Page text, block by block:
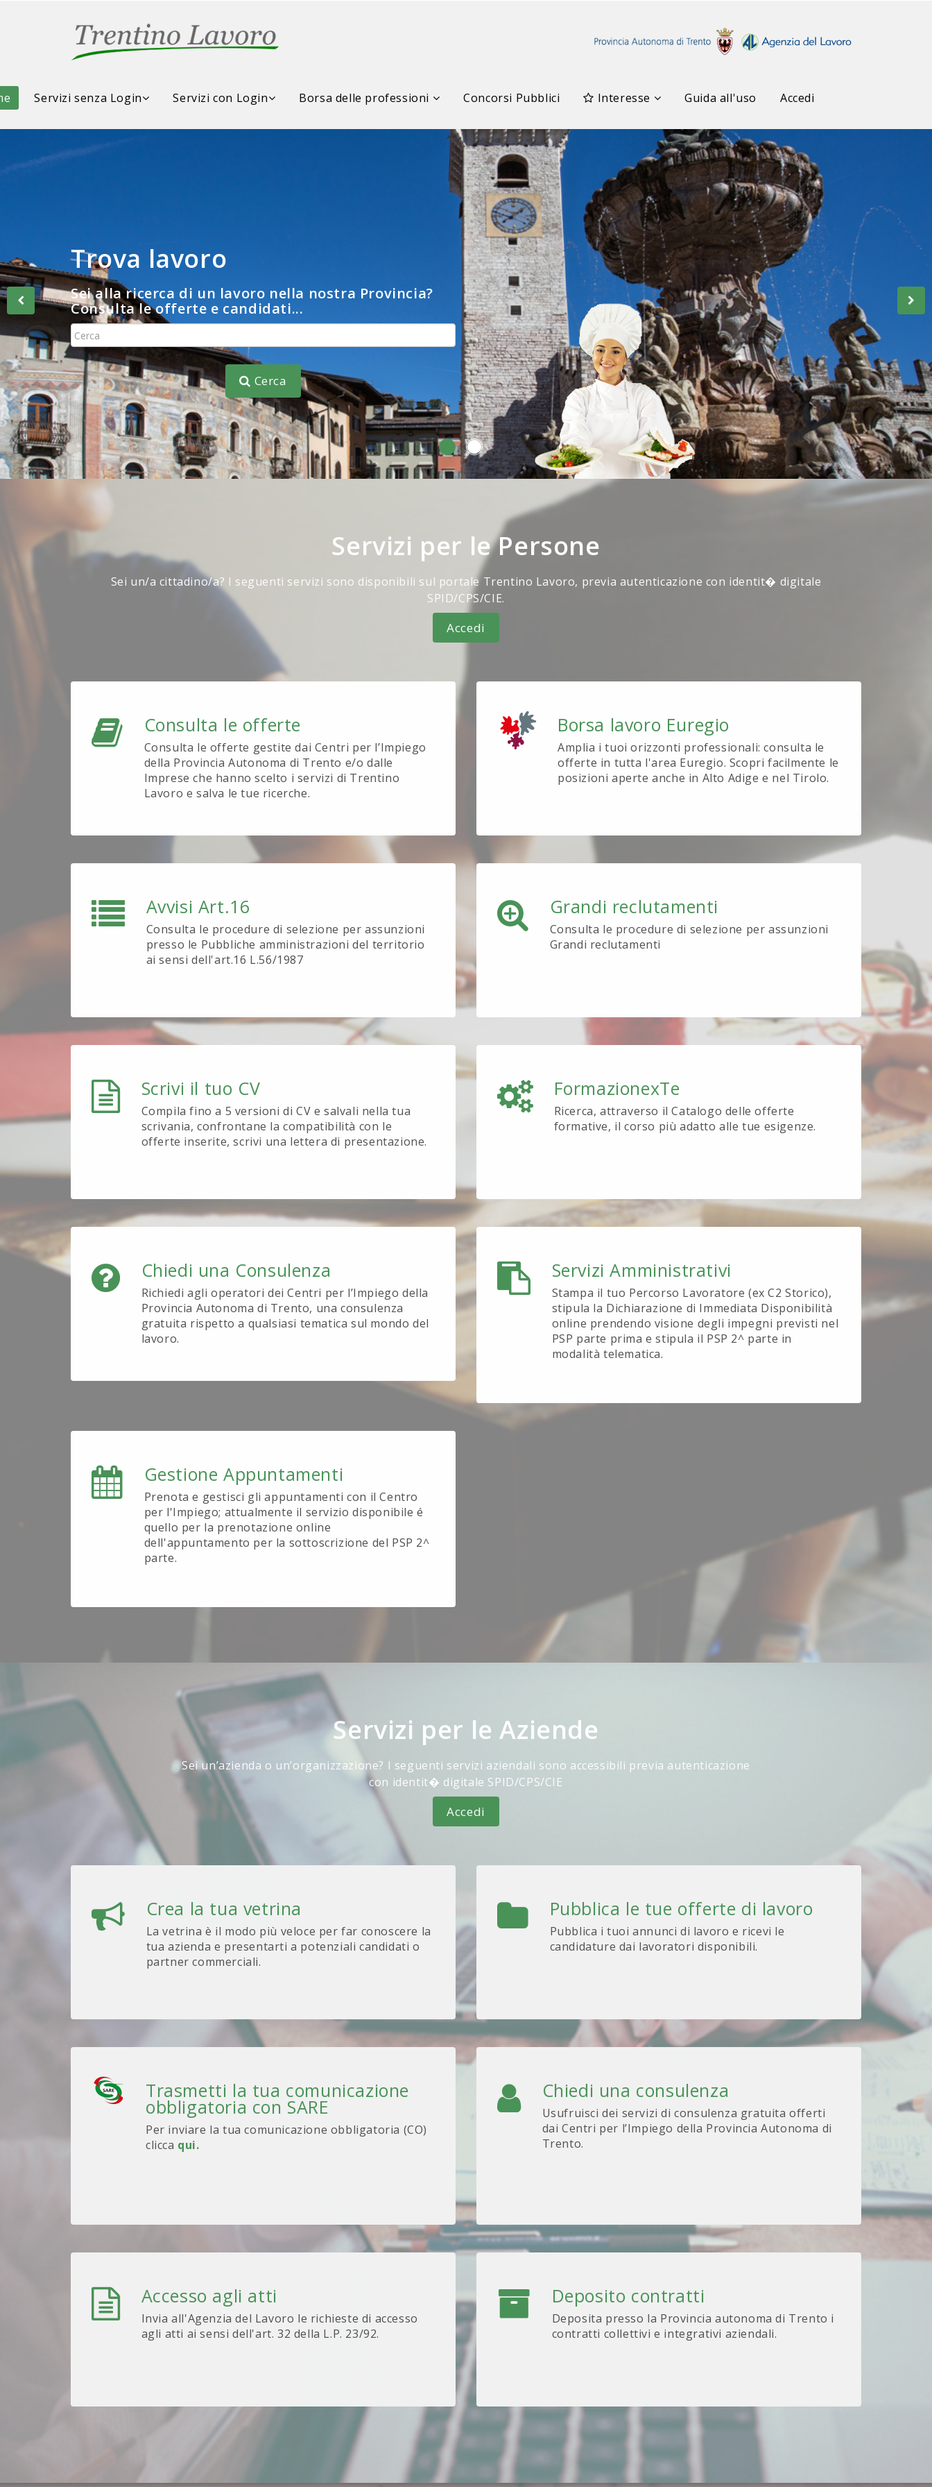
Servizi senza Login Servizi con Login Borsa delle professioni Concorsi Pubblici Interesse Guida all'uso Accedi
Trova lavoro
Sei alla ricerca di un lavoro nella nostra Provincia?
Consulta le offerte e candidati...
Cerca
Consulta la Borsa delle Professioni
Consulta
Servizi per le Persone
Sei un/a cittadino/a? I seguenti servizi sono disponibili sul portale Trentino Lavoro, previa autenticazione con identit� digitale
SPID/CPS/CIE.
Accedi
Consulta le offerte
Consulta le offerte gestite dai Centri per l’Impiego
della Provincia Autonoma di Trento e/o dalle
Imprese che hanno scelto i servizi di Trentino
Lavoro e salva le tue ricerche.
Borsa lavoro Euregio
Amplia i tuoi orizzonti professionali: consulta le
offerte in tutta l'area Euregio. Scopri facilmente le
posizioni aperte anche in Alto Adige e nel Tirolo.
Avvisi Art.16
Consulta le procedure di selezione per assunzioni
presso le Pubbliche amministrazioni del territorio
ai sensi dell'art.16 L.56/1987
Grandi reclutamenti
Consulta le procedure di selezione per assunzioni
Grandi reclutamenti
Scrivi il tuo CV
Compila fino a 5 versioni di CV e salvali nella tua
scrivania, confrontane la compatibilità con le
offerte inserite, scrivi una lettera di presentazione.
FormazionexTe
Ricerca, attraverso il Catalogo delle offerte
formative, il corso più adatto alle tue esigenze.
Chiedi una Consulenza
Richiedi agli operatori dei Centri per l’Impiego della
Provincia Autonoma di Trento, una consulenza
gratuita rispetto a qualsiasi tematica sul mondo del
lavoro.
Servizi Amministrativi
Stampa il tuo Percorso Lavoratore (ex C2 Storico),
stipula la Dichiarazione di Immediata Disponibilità
online prendendo visione degli impegni previsti nel
PSP parte prima e stipula il PSP 2^ parte in
modalità telematica.
Gestione Appuntamenti
Prenota e gestisci gli appuntamenti con il Centro
per l'Impiego; attualmente il servizio disponibile é
quello per la prenotazione online
dell'appuntamento per la sottoscrizione del PSP 2^
parte.
Servizi per le Aziende
Sei un’azienda o un’organizzazione? I seguenti servizi aziendali sono accessibili previa autenticazione
con identit� digitale SPID/CPS/CIE
Accedi
Crea la tua vetrina
La vetrina è il modo più veloce per far conoscere la
tua azienda e presentarti a potenziali candidati o
partner commerciali.
Pubblica le tue offerte di lavoro
Pubblica i tuoi annunci di lavoro e ricevi le
candidature dai lavoratori disponibili.
Trasmetti la tua comunicazione
obbligatoria con SARE
Per inviare la tua comunicazione obbligatoria (CO)
clicca qui.
Chiedi una consulenza
Usufruisci dei servizi di consulenza gratuita offerti
dai Centri per l’Impiego della Provincia Autonoma di
Trento.
Accesso agli atti
Invia all'Agenzia del Lavoro le richieste di accesso
agli atti ai sensi dell'art. 32 della L.P. 23/92.
Deposito contratti
Deposita presso la Provincia autonoma di Trento i
contratti collettivi e integrativi aziendali.